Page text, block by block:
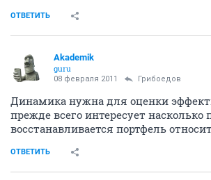
ОТВЕТИТЬ
Akademik
guru
08 февраля 2011 Грибоедов
Динамика нужна для оценки
прежде всего интересует насколько
восстанавливается портфель
ОТВЕТИТЬ